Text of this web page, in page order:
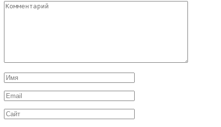
Комментарий
Имя
*
Email
*
Сайт